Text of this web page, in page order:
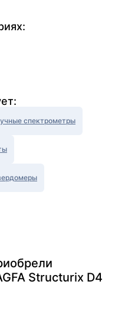
спектрометры
Structurix D4